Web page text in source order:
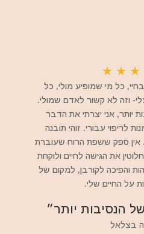
★
★
★
כל מי שמופיע מולי, כל
וזה לא קשור לאדם שמולי.
יותר, אני יצרתי את הדבר
לריפוי עבורי. זוהי תובנה
אין ספק ששפת הרוח שעוברת
את הגישה לחיים ולוקחת
והפיכה לקורבן, למקום של
על החיים שלי.
הנסיבות יותר״
בצלאל